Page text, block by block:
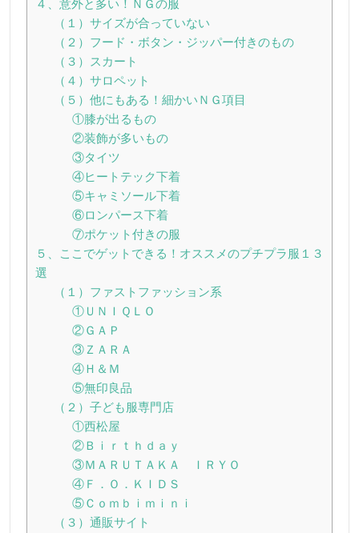
４、意外と多い！ＮＧの服
（１）サイズが合っていない
（２）フード・ボタン・ジッパー付きのもの
（３）スカート
（４）サロペット
（５）他にもある！細かいＮＧ項目
①膝が出るもの
②装飾が多いもの
③タイツ
④ヒートテック下着
⑤キャミソール下着
⑥ロンパース下着
⑦ポケット付きの服
５、ここでゲットできる！オススメのプチプラ服１３
選
（１）ファストファッション系
①ＵＮＩＱＬＯ
②ＧＡＰ
③ＺＡＲＡ
④Ｈ＆Ｍ
⑤無印良品
（２）子ども服専門店
①西松屋
②Ｂｉｒｔｈｄａｙ
③ＭＡＲＵＴＡＫＡ ＩＲＹＯ
④Ｆ．Ｏ．ＫＩＤＳ
⑤Ｃｏｍｂｉｍｉｎｉ
（３）通販サイト